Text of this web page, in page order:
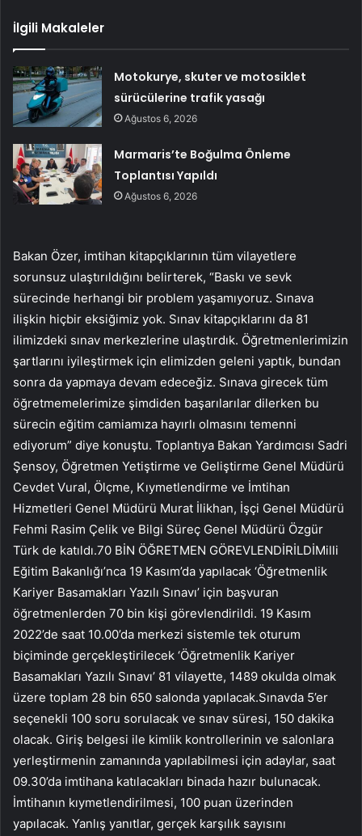
İlgili Makaleler
Motokurye, skuter ve motosiklet
sürücülerine trafik yasağı
Ağustos 6, 2026
Marmaris’te Boğulma Önleme
Toplantısı Yapıldı
Ağustos 6, 2026
Bakan Özer, imtihan kitapçıklarının tüm vilayetlere
sorunsuz ulaştırıldığını belirterek, “Baskı ve sevk
sürecinde herhangi bir problem yaşamıyoruz. Sınava
ilişkin hiçbir eksiğimiz yok. Sınav kitapçıklarını da 81
ilimizdeki sınav merkezlerine ulaştırdık. Öğretmenlerimizin
şartlarını iyileştirmek için elimizden geleni yaptık, bundan
sonra da yapmaya devam edeceğiz. Sınava girecek tüm
öğretmemelerimize şimdiden başarılarılar dilerken bu
sürecin eğitim camiamıza hayırlı olmasını temenni
ediyorum” diye konuştu. Toplantıya Bakan Yardımcısı Sadri
Şensoy, Öğretmen Yetiştirme ve Geliştirme Genel Müdürü
Cevdet Vural, Ölçme, Kıymetlendirme ve İmtihan
Hizmetleri Genel Müdürü Murat İlikhan, İşçi Genel Müdürü
Fehmi Rasim Çelik ve Bilgi Süreç Genel Müdürü Özgür
Türk de katıldı.70 BİN ÖĞRETMEN GÖREVLENDİRİLDİMilli
Eğitim Bakanlığı’nca 19 Kasım’da yapılacak ‘Öğretmenlik
Kariyer Basamakları Yazılı Sınavı’ için başvuran
öğretmenlerden 70 bin kişi görevlendirildi. 19 Kasım
2022’de saat 10.00’da merkezi sistemle tek oturum
biçiminde gerçekleştirilecek ‘Öğretmenlik Kariyer
Basamakları Yazılı Sınavı’ 81 vilayette, 1489 okulda olmak
üzere toplam 28 bin 650 salonda yapılacak.Sınavda 5’er
seçenekli 100 soru sorulacak ve sınav süresi, 150 dakika
olacak. Giriş belgesi ile kimlik kontrollerinin ve salonlara
yerleştirmenin zamanında yapılabilmesi için adaylar, saat
09.30’da imtihana katılacakları binada hazır bulunacak.
İmtihanın kıymetlendirilmesi, 100 puan üzerinden
yapılacak. Yanlış yanıtlar, gerçek karşılık sayısını